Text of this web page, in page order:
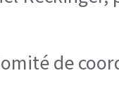
de